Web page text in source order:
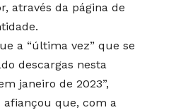
através da página de
a “última vez” que se
descargas nesta
janeiro de 2023”,
afiançou que, com a